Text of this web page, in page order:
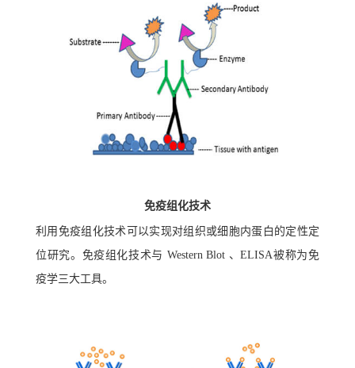
免疫组化技术
利用免疫组化技术可以实现对组织或细胞内蛋白的定性定
位研究。免疫组化技术与 Western Blot 、ELISA被称为免
疫学三大工具。